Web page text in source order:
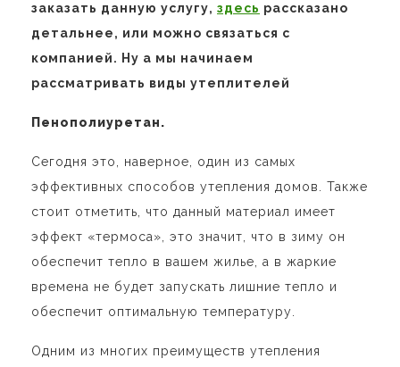
заказать данную услугу, здесь рассказано
детальнее, или можно связаться с
компанией. Ну а мы начинаем
рассматривать виды утеплителей
Пенополиуретан.
Сегодня это, наверное, один из самых
эффективных способов утепления домов. Также
стоит отметить, что данный материал имеет
эффект «термоса», это значит, что в зиму он
обеспечит тепло в вашем жилье, а в жаркие
времена не будет запускать лишние тепло и
обеспечит оптимальную температуру.
Одним из многих преимуществ утепления